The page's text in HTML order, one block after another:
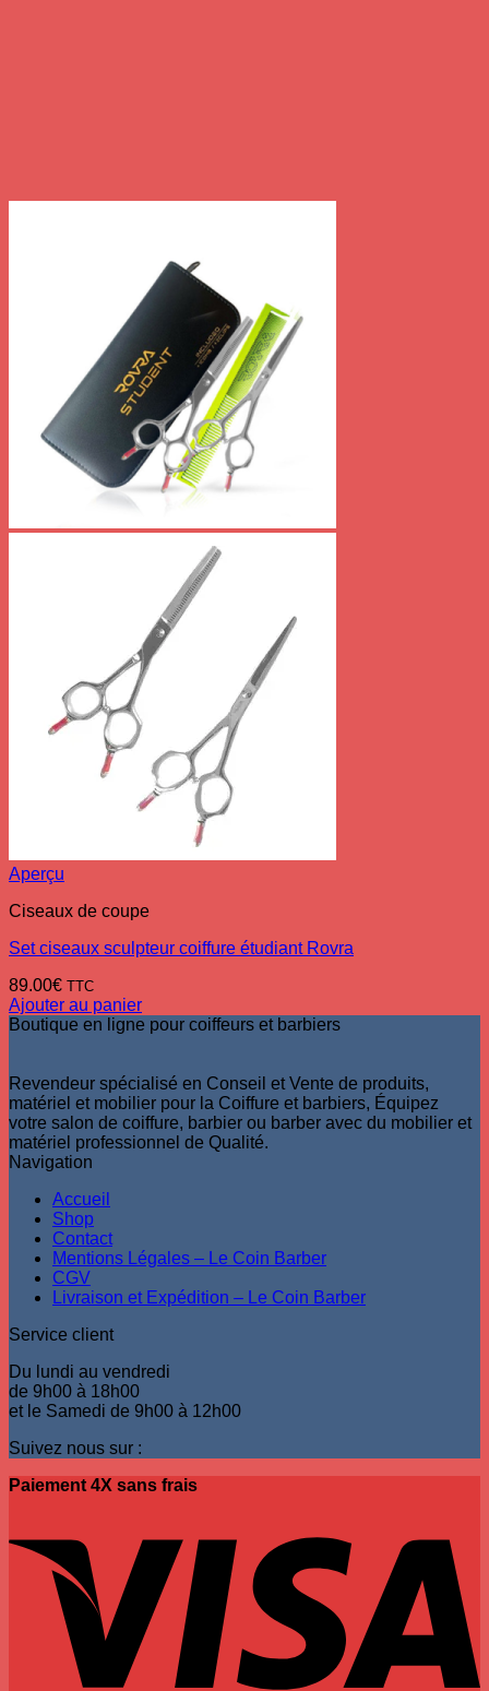
Aperçu
Ciseaux de coupe
Set ciseaux sculpteur coiffure étudiant Rovra
89.00€ TTC
Ajouter au panier
Boutique en ligne pour coiffeurs et barbiers
Revendeur spécialisé en Conseil et Vente de produits,
matériel et mobilier pour la Coiffure et barbiers, Équipez
votre salon de coiffure, barbier ou barber avec du mobilier et
matériel professionnel de Qualité.
Navigation
Accueil
Shop
Contact
Mentions Légales – Le Coin Barber
CGV
Livraison et Expédition – Le Coin Barber
Service client
Du lundi au vendredi
de 9h00 à 18h00
et le Samedi de 9h00 à 12h00
Suivez nous sur :
Paiement 4X sans frais